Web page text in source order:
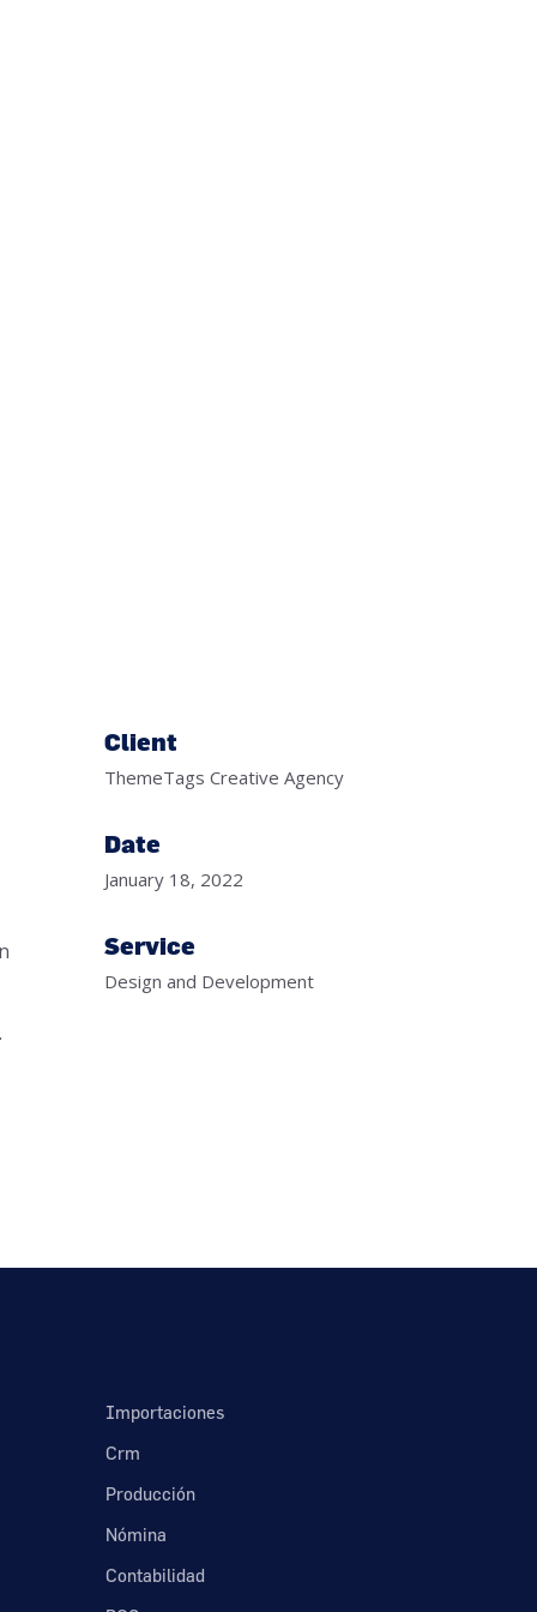
Client
ThemeTags Creative Agency
Date
January 18, 2022
Service
Design and Development
Importaciones
Crm
Producción
Nómina
Contabilidad